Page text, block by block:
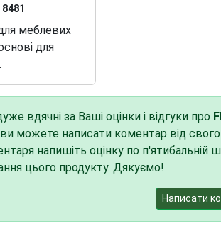
меблевих
для
вдячні за Ваші оцінки і відгуки про
можете написати коментар від свого
напишіть оцінку по
цього продукту. Дякуємо!
Написати